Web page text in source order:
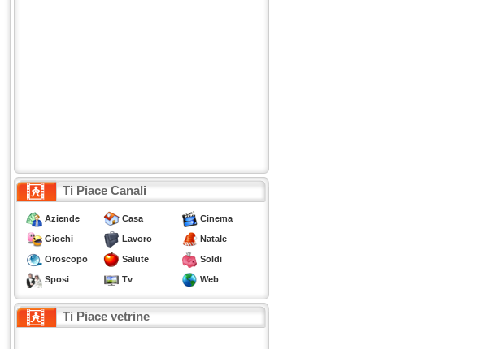
Ti Piace Canali
Aziende Casa Cinema
Giochi Lavoro Natale
Oroscopo Salute Soldi
Sposi Tv Web
Ti Piace vetrine